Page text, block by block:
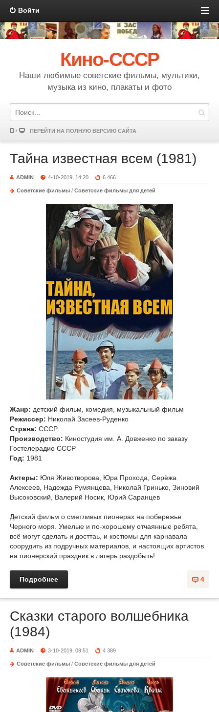
Войти
Кино-СССР
Наши любимые советские фильмы, мультики,
музыка из кино, плакаты и фото
ПЕРЕЙТИ НА ПОЛНУЮ ВЕРСИЮ САЙТА
Тайна известная всем (1981)
ADMIN 4-10-2019, 14:20 6 466
Советские фильмы / Советские фильмы для детей
Жанр: детский фильм, комедия, музыкальный фильм
Режиссер: Николай Засеев-Руденко
Страна: СССР
Производство: Киностудия им. А. Довженко по заказу
Гостелерадио СССР
Год: 1981
Актеры: Юля Животворова, Юра Прохода, Серёжа
Алексеев, Надежда Румянцева, Николай Гринько, Зиновий
Высоковский, Валерий Носик, Юрий Саранцев
Детский фильм о сметливых пионерах на побережье
Черного моря. Умелые и по-хорошему отчаянные ребята,
всё могут сделать и досттаь, и костюмы для карнавала
соорудить из подручных материалов, и настоящих артистов
на пионерский праздник в лагерь раздобыть!
4
Подробнее
Сказки старого волшебника
(1984)
ADMIN 3-10-2019, 09:51 4 389
Советские фильмы / Советские фильмы для детей